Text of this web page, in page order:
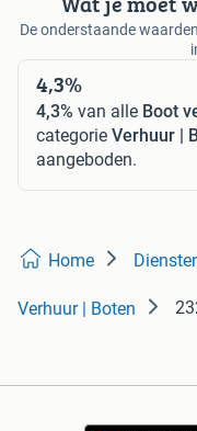
De onderstaande
4,3%
4,3% van alle Boot
categorie Verhuur |
aangeboden.
Home
Verhuur | Boten